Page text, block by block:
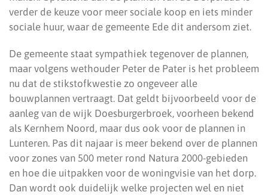
verder de keuze voor meer sociale koop en iets minder
sociale huur, waar de gemeente Ede dit andersom ziet.
De gemeente staat sympathiek tegenover de plannen,
maar volgens wethouder Peter de Pater is het probleem
nu dat de stikstofkwestie zo ongeveer alle
bouwplannen vertraagt. Dat geldt bijvoorbeeld voor de
aanleg van de wijk Doesburgerbroek, voorheen bekend
als Kernhem Noord, maar dus ook voor de plannen in
Lunteren. Pas dit najaar is meer bekend over de plannen
voor zones van 500 meter rond Natura 2000-gebieden
en hoe die uitpakken voor de woningvisie van het dorp.
Dan wordt ook duidelijk welke projecten wel en niet